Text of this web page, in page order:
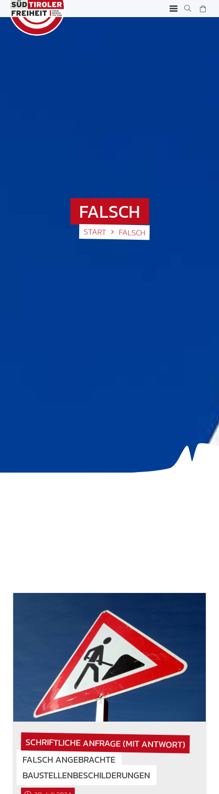
FALSCH
START FALSCH
SCHRIFTLICHE ANFRAGE (MIT ANTWORT)
FALSCH ANGEBRACHTE
BAUSTELLENBESCHILDERUNGEN